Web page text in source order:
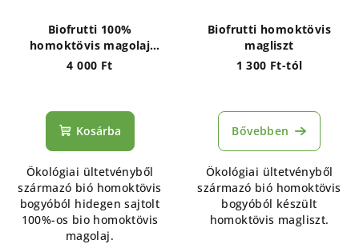
Biofrutti 100%
homoktövis magolaj
(hidegen sajtolt) 40g
4 000 Ft
Kosárba
Ökológiai ültetvényből
származó bió homoktövis
bogyóból hidegen sajtolt
100%-os bio homoktövis
magolaj.
Biofrutti homoktövis
magliszt
1 300 Ft-tól
Bővebben
Ökológiai ültetvényből
származó bió homoktövis
bogyóból készült
homoktövis magliszt.